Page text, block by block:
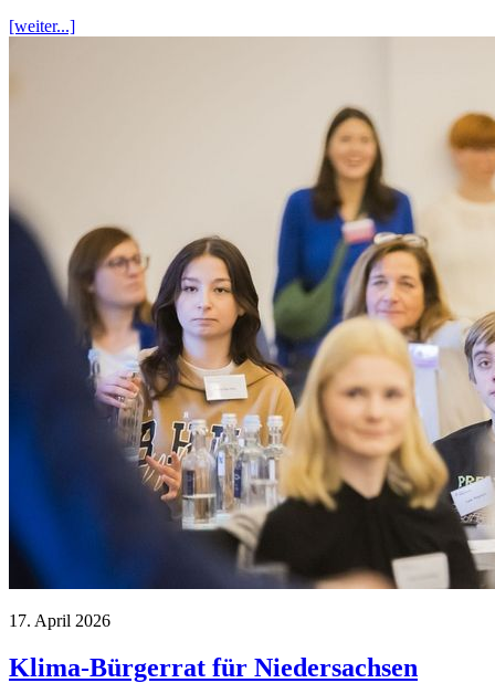
[weiter...]
17. April 2026
Klima-Bürgerrat für Niedersachsen